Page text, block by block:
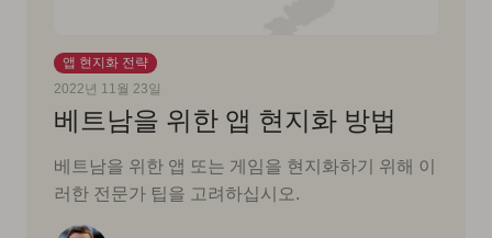
앱 현지화 전략
2022년 11월 23일
베트남을 위한 앱 현지화 방법
베트남을 위한 앱 또는 게임을 현지화하기 위해 이
러한 전문가 팁을 고려하십시오.